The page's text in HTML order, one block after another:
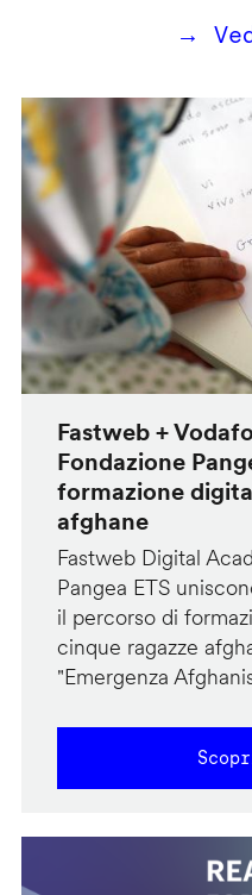
→
Fastweb +
Fondazione
formazione
afghane
Fastweb Digital
Pangea ETS
il percorso di
cinque ragazze
"Emergenza